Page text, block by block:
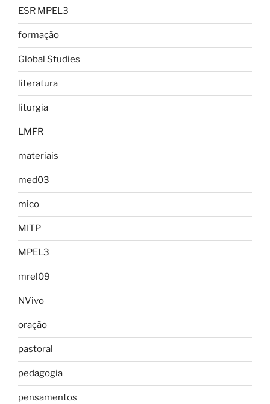
ESR MPEL3
formação
Global Studies
literatura
liturgia
LMFR
materiais
med03
mico
MITP
MPEL3
mrel09
NVivo
oração
pastoral
pedagogia
pensamentos